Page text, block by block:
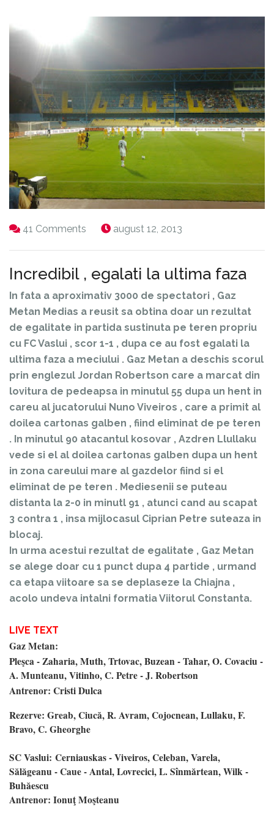
41 Comments august 12, 2013
Incredibil , egalati la ultima faza
In fata a aproximativ 3000 de spectatori , Gaz
Metan Medias a reusit sa obtina doar un rezultat
de egalitate in partida sustinuta pe teren propriu
cu FC Vaslui , scor 1-1 , dupa ce au fost egalati la
ultima faza a meciului . Gaz Metan a deschis scorul
prin englezul Jordan Robertson care a marcat din
lovitura de pedeapsa in minutul 55 dupa un hent in
careu al jucatorului Nuno Viveiros , care a primit al
doilea cartonas galben , fiind eliminat de pe teren
. In minutul 90 atacantul kosovar , Azdren Llullaku
vede si el al doilea cartonas galben dupa un hent
in zona careului mare al gazdelor fiind si el
eliminat de pe teren . Mediesenii se puteau
distanta la 2-0 in minutl 91 , atunci cand au scapat
3 contra 1 , insa mijlocasul Ciprian Petre suteaza in
blocaj.
In urma acestui rezultat de egalitate , Gaz Metan
se alege doar cu 1 punct dupa 4 partide , urmand
ca etapa viitoare sa se deplaseze la Chiajna ,
acolo undeva intalni formatia Viitorul Constanta.
LIVE TEXT
Gaz Metan:
Pleşca - Zaharia, Muth, Trtovac, Buzean - Tahar, O. Covaciu -
A. Munteanu, Vitinho, C. Petre - J. Robertson
Antrenor: Cristi Dulca
Rezerve: Greab, Ciucă, R. Avram, Cojocnean, Lullaku, F.
Bravo, C. Gheorghe
SC Vaslui: Cerniauskas - Viveiros, Celeban, Varela,
Sălăgeanu - Caue - Antal, Lovrecici, L. Sînmărtean, Wilk -
Buhăescu
Antrenor: Ionuţ Moşteanu